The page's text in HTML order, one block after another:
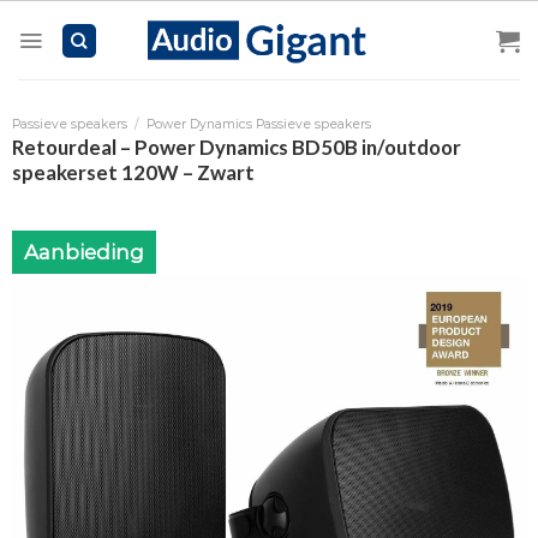
Passieve speakers / Power Dynamics Passieve speakers
Retourdeal – Power Dynamics BD50B in/outdoor
speakerset 120W – Zwart
Aanbieding